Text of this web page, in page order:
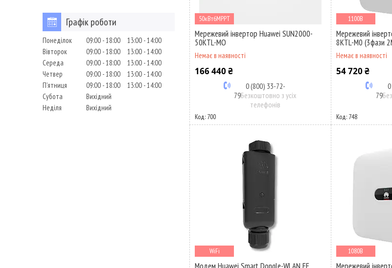
50кВт6MPPT
Мережевий інвертор Huawei SUN2000-
50KTL-MO
Немає в наявності
166 440 ₴
0 (800) 33-72-
79Безкоштовно з усіх
телефонів
700
1100В
Мережевий
8KTL-M0 (3фази
Немає в наявності
54 720 ₴
79
748
WiFi 1080В
Графік роботи
Понеділок 09:00 18:00 13:00 14:00
Вівторок
09:00 18:00 13:00 14:00
Середа
09:00 18:00 13:00 14:00
Четвер
09:00 18:00 13:00 14:00
Пʼятниця
09:00 18:00 13:00 14:00
Субота
Вихідний
Неділя
Вихідний